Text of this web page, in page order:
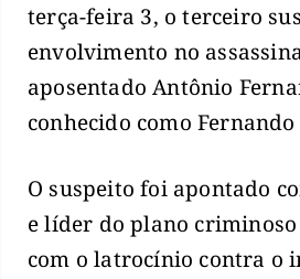
terça-feira 3, o terceiro
envolvimento no
aposentado Antônio
conhecido como
O suspeito foi apontado
e líder do plano
com o latrocínio contra o